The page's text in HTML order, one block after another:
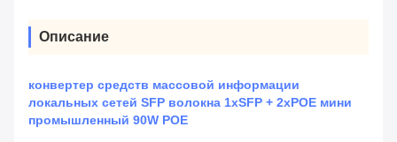
Описание
конвертер средств массовой информации
локальных сетей SFP волокна 1xSFP + 2xPOE мини
промышленный 90W POE